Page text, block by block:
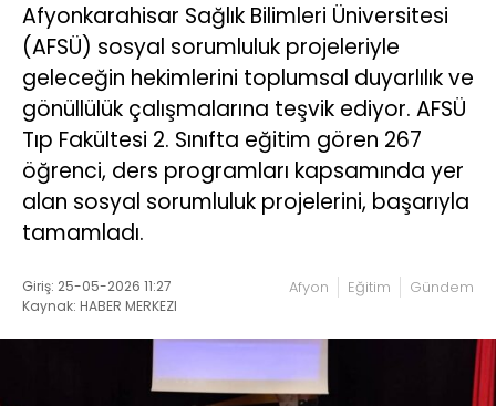
Afyonkarahisar Sağlık Bilimleri Üniversitesi
(AFSÜ) sosyal sorumluluk projeleriyle
geleceğin hekimlerini toplumsal duyarlılık ve
gönüllülük çalışmalarına teşvik ediyor. AFSÜ
Tıp Fakültesi 2. Sınıfta eğitim gören 267
öğrenci, ders programları kapsamında yer
alan sosyal sorumluluk projelerini, başarıyla
tamamladı.
Giriş: 25-05-2026 11:27
Kaynak: HABER MERKEZI
Afyon Eğitim Gündem